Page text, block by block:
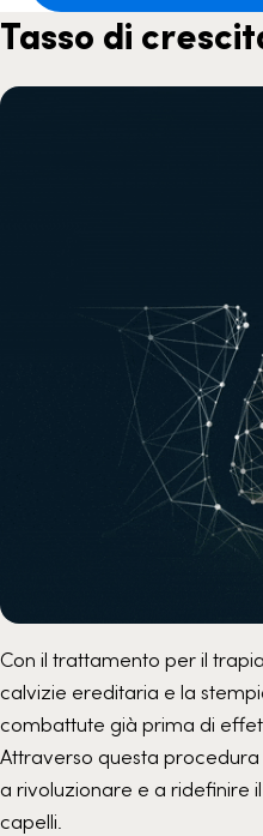
Tasso di
Con il trattamento per il
calvizie ereditaria e la
combattute già prima di
Attraverso questa procedura
a rivoluzionare e a ridefinire
capelli.